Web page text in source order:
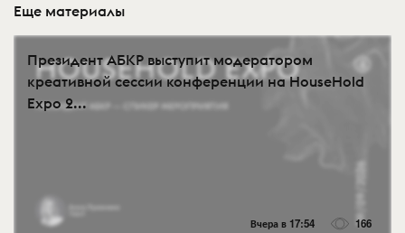
Еще материалы
Президент АБКР выступит модератором
креативной сессии конференции на HouseHold
Expo 2...
Вчера в 17:54 166